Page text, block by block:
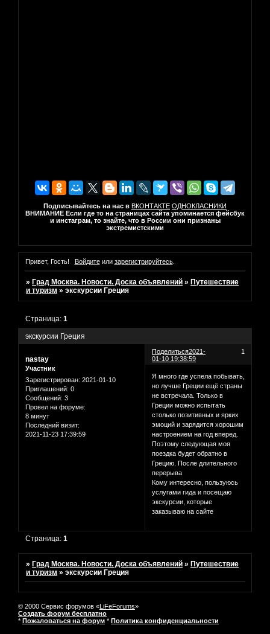
Подписывайтесь на нас в ВКОНТАКТЕ ОДНОКЛАСНИКИ
ВНИМАНИЕ Если где то на страницах сайта упоминается фейсбук
и инстаграм, то знайте, что в России они признаны
экстремистскими
Привет, Гость! Войдитеили зарегистрируйтесь.
» Град Москва. Новости. Доска объявлений » Путешествие
и туризм »экскурсии Греция
экскурсии Греция
Страница:1
Поделиться 1
2021-
01-10 19:38:59
nastay
Участник
Зарегистрирован: 2021-01-10
Приглашений: 0
Сообщений: 3
Провел на форуме:
8 минут
Последний визит:
2021-11-23 17:39:59
Я много где успела побывать,
но лучше Греции ещё страны
не встречала. Только в
Греции можно испытать
столько позитивных и ярких
эмоций и зарядится хорошим
настроением на год вперед.
Поэтому следующая моя
поездка будет обратно в
Грецию. После длительного
перерыва
Кому интересно, пользуюсь
услугами гида и посещаю
экскурсии, которые
заказываю на сайте
Страница:1
»Град Москва. Новости. Доска объявлений »Путешествие
и туризм »экскурсии Греция
© 2000 Сервис форумов «LiFeForums»
Создать форум бесплатно
* Пожаловаться на форум * Политика конфиденциальности